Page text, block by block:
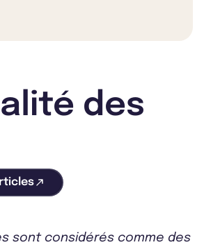
des
sont considérés comme des